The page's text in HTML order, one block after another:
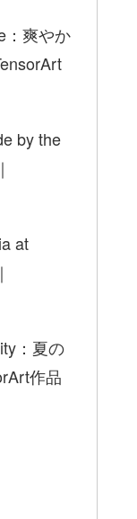
：爽やか
by the
at
：夏の
作品